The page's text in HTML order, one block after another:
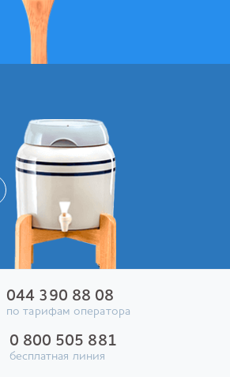
044 390 88 08
по тарифам оператора
0 800 505 881
бесплатная линия